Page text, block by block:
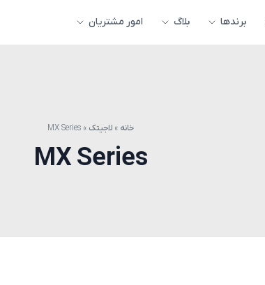
برندها بلاگ امور مشتریان
خانه » لاجیتک »
MX Series
MX Series